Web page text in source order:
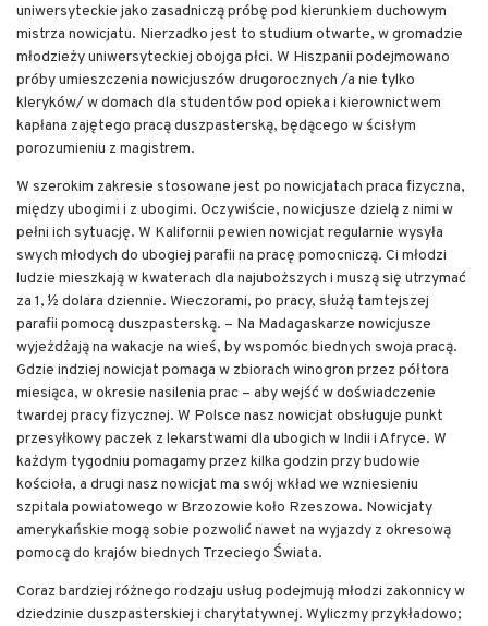
uniwersyteckie jako zasadniczą próbę pod kierunkiem duchowym
mistrza nowicjatu. Nierzadko jest to studium otwarte, w gromadzie
młodzieży uniwersyteckiej obojga płci. W Hiszpanii podejmowano
próby umieszczenia nowicjuszów drugorocznych /a nie tylko
kleryków/ w domach dla studentów pod opieka i kierownictwem
kapłana zajętego pracą duszpasterską, będącego w ścisłym
porozumieniu z magistrem.
W szerokim zakresie stosowane jest po nowicjatach praca fizyczna,
między ubogimi i z ubogimi. Oczywiście, nowicjusze dzielą z nimi w
pełni ich sytuację. W Kalifornii pewien nowicjat regularnie wysyła
swych młodych do ubogiej parafii na pracę pomocniczą. Ci młodzi
ludzie mieszkają w kwaterach dla najuboższych i muszą się utrzymać
za 1, ½ dolara dziennie. Wieczorami, po pracy, służą tamtejszej
parafii pomocą duszpasterską. – Na Madagaskarze nowicjusze
wyjeżdżają na wakacje na wieś, by wspomóc biednych swoja pracą.
Gdzie indziej nowicjat pomaga w zbiorach winogron przez półtora
miesiąca, w okresie nasilenia prac – aby wejść w doświadczenie
twardej pracy fizycznej. W Polsce nasz nowicjat obsługuje punkt
przesyłkowy paczek z lekarstwami dla ubogich w Indii i Afryce. W
każdym tygodniu pomagamy przez kilka godzin przy budowie
kościoła, a drugi nasz nowicjat ma swój wkład we wzniesieniu
szpitala powiatowego w Brzozowie koło Rzeszowa. Nowicjaty
amerykańskie mogą sobie pozwolić nawet na wyjazdy z okresową
pomocą do krajów biednych Trzeciego Świata.
Coraz bardziej różnego rodzaju usług podejmują młodzi zakonnicy w
dziedzinie duszpasterskiej i charytatywnej. Wyliczmy przykładowo;